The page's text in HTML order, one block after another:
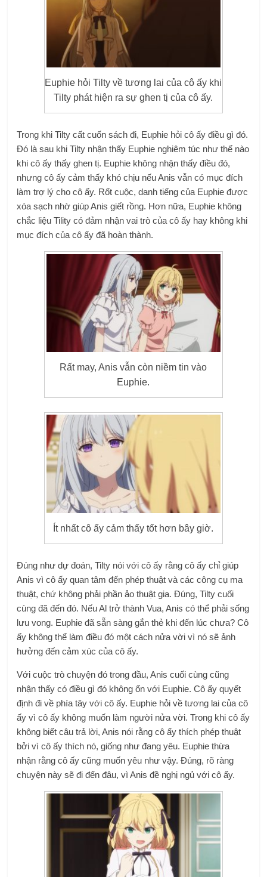
Euphie hỏi Tilty về tương lai của cô ấy khi
Tilty phát hiện ra sự ghen tị của cô ấy.
Trong khi Tilty cất cuốn sách đi, Euphie hỏi cô ấy điều gì đó.
Đó là sau khi Tilty nhận thấy Euphie nghiêm túc như thế nào
khi cô ấy thấy ghen tị. Euphie không nhận thấy điều đó,
nhưng cô ấy cảm thấy khó chịu nếu Anis vẫn có mục đích
làm trợ lý cho cô ấy. Rốt cuộc, danh tiếng của Euphie được
xóa sạch nhờ giúp Anis giết rồng. Hơn nữa, Euphie không
chắc liệu Tility có đảm nhận vai trò của cô ấy hay không khi
mục đích của cô ấy đã hoàn thành.
Rất may, Anis vẫn còn niềm tin vào
Euphie.
Ít nhất cô ấy cảm thấy tốt hơn bây giờ.
Đúng như dự đoán, Tilty nói với cô ấy rằng cô ấy chỉ giúp
Anis vì cô ấy quan tâm đến phép thuật và các công cụ ma
thuật, chứ không phải phần ảo thuật gia. Đúng, Tilty cuối
cùng đã đến đó. Nếu Al trở thành Vua, Anis có thể phải sống
lưu vong. Euphie đã sẵn sàng gắn thẻ khi đến lúc chưa? Cô
ấy không thể làm điều đó một cách nửa vời vì nó sẽ ảnh
hưởng đến cảm xúc của cô ấy.
Với cuộc trò chuyện đó trong đầu, Anis cuối cùng cũng
nhận thấy có điều gì đó không ổn với Euphie. Cô ấy quyết
định đi về phía tây với cô ấy. Euphie hỏi về tương lai của cô
ấy vì cô ấy không muốn làm người nửa vời. Trong khi cô ấy
không biết câu trả lời, Anis nói rằng cô ấy thích phép thuật
bởi vì cô ấy thích nó, giống như đang yêu. Euphie thừa
nhận rằng cô ấy cũng muốn yêu như vậy. Đúng, rõ ràng
chuyện này sẽ đi đến đâu, vì Anis đề nghị ngủ với cô ấy.